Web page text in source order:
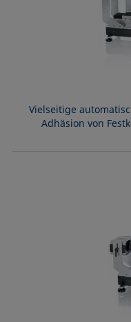
Vielseitige
Adhäsion von